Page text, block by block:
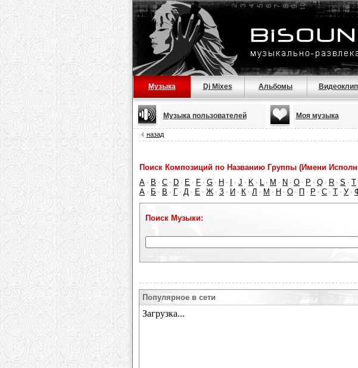
Музыка Dj Mixes Альбомы
Музыка пользователей Моя музыка
назад
Поиск Композиций по Названию Группы (Имени
A · B · C · D · E · F · G · H · · J · K · L · M · N · O · P · Q · R · S · T
А · Б · В · Г · Д · Е · Ж · З · И · К · Л · М · Н · О · П · Р · С · Т · У ·
Поиск Музыки:
Популярное в сети